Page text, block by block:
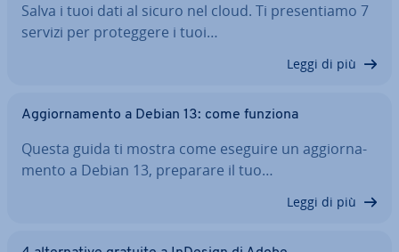
Salva i tuoi dati al sicuro nel cloud. Ti pre­sen­tia­mo 7
servizi per pro­teg­ge­re i tuoi…
Leggi di più
Ag­gior­na­men­to a Debian 13: come funziona
Questa guida ti mostra come eseguire un ag­gior­na­
men­to a Debian 13, preparare il tuo…
Leggi di più